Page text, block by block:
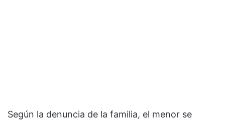
Según la denuncia de la familia, el menor se